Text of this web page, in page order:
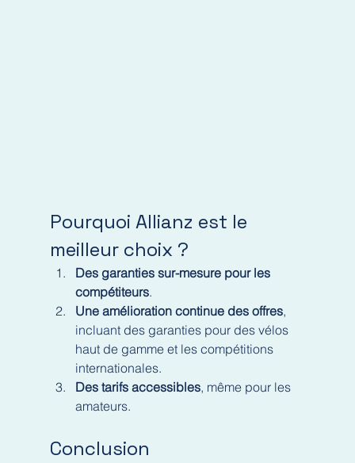
Pourquoi Allianz est le
meilleur choix ?
Des garanties sur-mesure pour les
compétiteurs.
Une amélioration continue des offres,
incluant des garanties pour des vélos
haut de gamme et les compétitions
internationales.
Des tarifs accessibles, même pour les
amateurs.
Conclusion